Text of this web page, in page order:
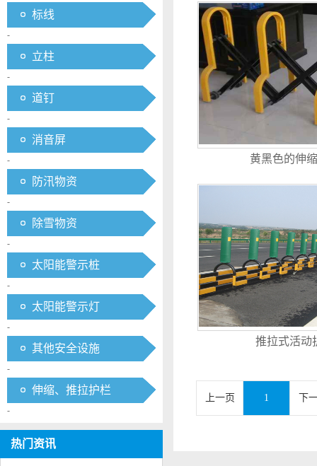
标线
-
立柱
-
道钉
-
消音屏
-
防汛物资
-
除雪物资
-
太阳能警示桩
-
太阳能警示灯
-
其他安全设施
-
伸缩、推拉护栏
-
热门资讯
黄黑色的伸
推拉式活动
上一页 1 下